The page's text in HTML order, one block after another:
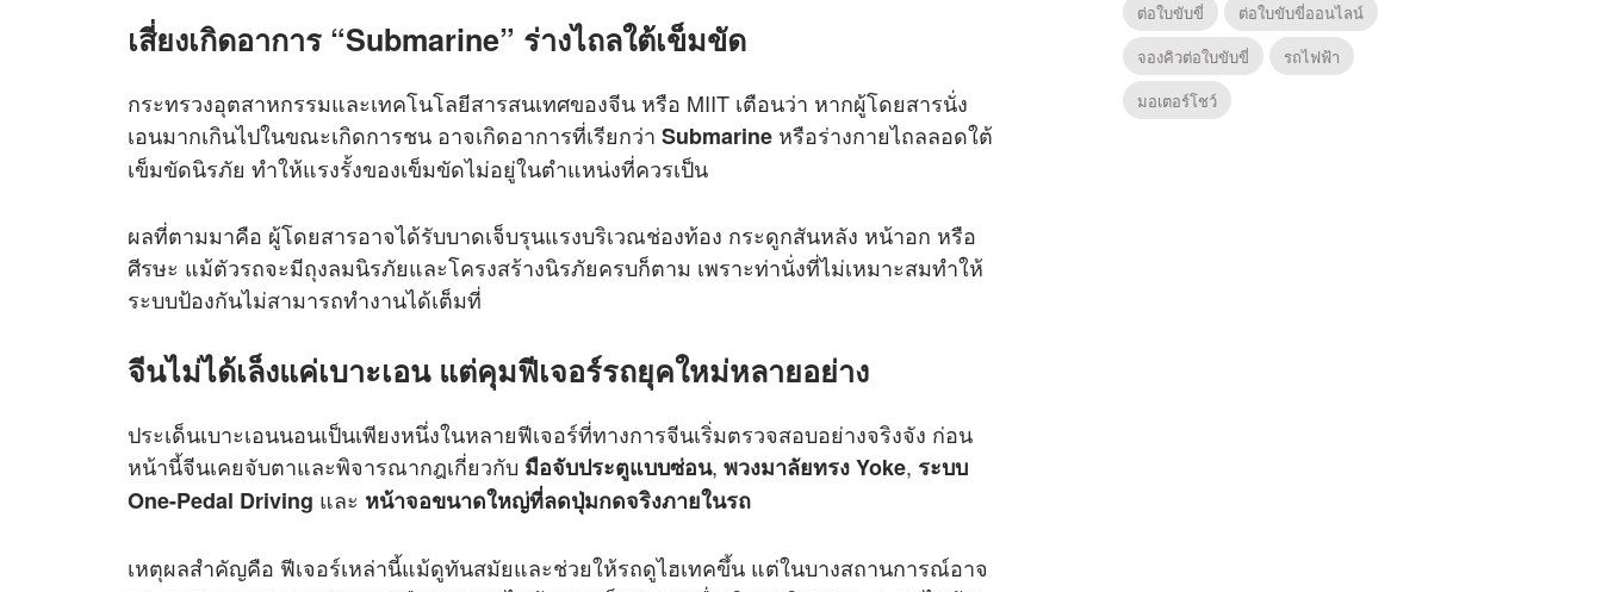
เสี่ยงเกิดอาการ “Submarine” ร่างไถลใต้เข็มขัด
กระทรวงอุตสาหกรรมและเทคโนโลยีสารสนเทศของจีน หรือ MIIT เตือนว่า หากผู้โดยสารนั่ง
เอนมากเกินไปในขณะเกิดการชน อาจเกิดอาการที่เรียกว่า Submarine หรือร่างกายไถลลอดใต้
เข็มขัดนิรภัย ทำให้แรงรั้งของเข็มขัดไม่อยู่ในตำแหน่งที่ควรเป็น
ผลที่ตามมาคือ ผู้โดยสารอาจได้รับบาดเจ็บรุนแรงบริเวณช่องท้อง กระดูกสันหลัง หน้าอก หรือ
ศีรษะ แม้ตัวรถจะมีถุงลมนิรภัยและโครงสร้างนิรภัยครบก็ตาม เพราะท่านั่งที่ไม่เหมาะสมทำให้
ระบบป้องกันไม่สามารถทำงานได้เต็มที่
จีนไม่ได้เล็งแค่เบาะเอน แต่คุมฟีเจอร์รถยุคใหม่หลายอย่าง
ประเด็นเบาะเอนนอนเป็นเพียงหนึ่งในหลายฟีเจอร์ที่ทางการจีนเริ่มตรวจสอบอย่างจริงจัง ก่อน
หน้านี้จีนเคยจับตาและพิจารณากฎเกี่ยวกับ มือจับประตูแบบซ่อน, พวงมาลัยทรง Yoke, ระบบ
One-Pedal Driving และ หน้าจอขนาดใหญ่ที่ลดปุ่มกดจริงภายในรถ
เหตุผลสำคัญคือ ฟีเจอร์เหล่านี้แม้ดูทันสมัยและช่วยให้รถดูไฮเทคขึ้น แต่ในบางสถานการณ์อาจ
ต่อใบขับขี่
ต่อใบขับขี่ออนไลน์
จองคิวต่อใบขับขี่
รถไฟฟ้า
มอเตอร์โชว์